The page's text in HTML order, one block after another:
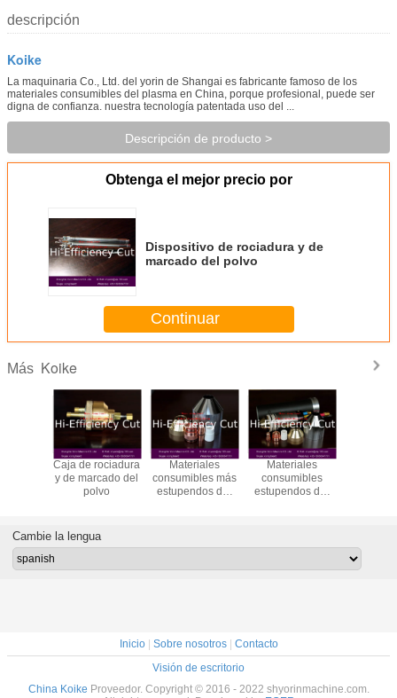
descripción
Koike
La maquinaria Co., Ltd. del yorin de Shangai es fabricante famoso de los
materiales consumibles del plasma en China, porque profesional, puede ser
digna de confianza. nuestra tecnología patentada uso del ...
Descripción de producto >
Obtenga el mejor precio por
Dispositivo de rociadura y de
marcado del polvo
Continuar
Más Koike
Caja de rociadura
y de marcado del
polvo
Materiales
consumibles más
estupendos del
Materiales
consumibles
estupendos del
Cambie la lengua
Inicio| Sobre nosotros| Contacto
Visión de escritorio
China Koike Proveedor. Copyright © 2016 - 2022 shyorinmachine.com.